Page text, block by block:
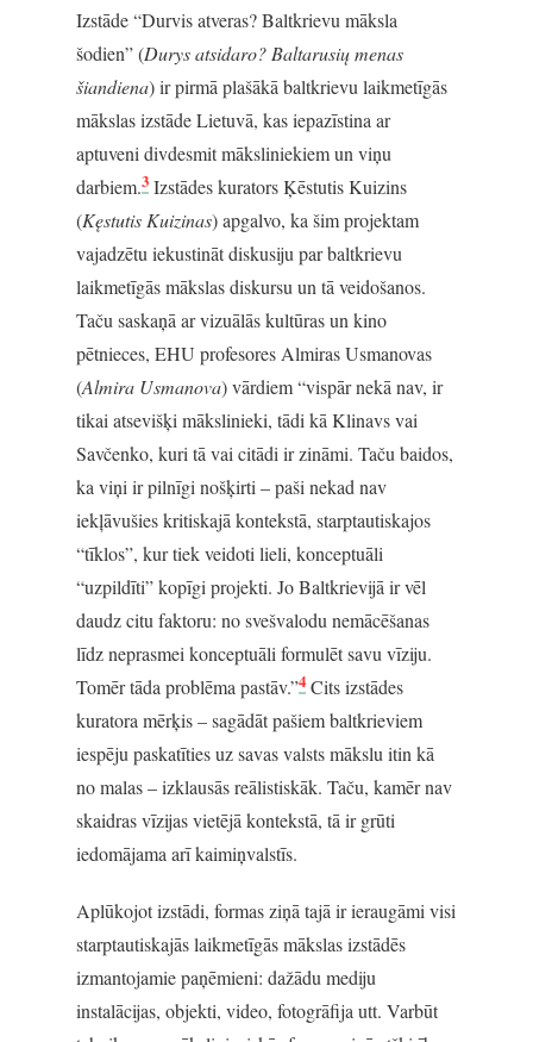
Izstāde “Durvis atveras? Baltkrievu māksla
šodien” (Durys atsidaro? Baltarusių menas
šiandiena) ir pirmā plašākā baltkrievu laikmetīgās
mākslas izstāde Lietuvā, kas iepazīstina ar
aptuveni divdesmit māksliniekiem un viņu
darbiem.3 Izstādes kurators Ķēstutis Kuizins
(Kęstutis Kuizinas) apgalvo, ka šim projektam
vajadzētu iekustināt diskusiju par baltkrievu
laikmetīgās mākslas diskursu un tā veidošanos.
Taču saskaņā ar vizuālās kultūras un kino
pētnieces, EHU profesores Almiras Usmanovas
(Almira Usmanova) vārdiem “vispār nekā nav, ir
tikai atsevišķi mākslinieki, tādi kā Klinavs vai
Savčenko, kuri tā vai citādi ir zināmi. Taču baidos,
ka viņi ir pilnīgi nošķirti – paši nekad nav
iekļāvušies kritiskajā kontekstā, starptautiskajos
“tīklos”, kur tiek veidoti lieli, konceptuāli
“uzpildīti” kopīgi projekti. Jo Baltkrievijā ir vēl
daudz citu faktoru: no svešvalodu nemācēšanas
līdz neprasmei konceptuāli formulēt savu vīziju.
Tomēr tāda problēma pastāv.”4 Cits izstādes
kuratora mērķis – sagādāt pašiem baltkrieviem
iespēju paskatīties uz savas valsts mākslu itin kā
no malas – izklausās reālistiskāk. Taču, kamēr nav
skaidras vīzijas vietējā kontekstā, tā ir grūti
iedomājama arī kaimiņvalstīs.
Aplūkojot izstādi, formas ziņā tajā ir ieraugāmi visi
starptautiskajās laikmetīgās mākslas izstādēs
izmantojamie paņēmieni: dažādu mediju
instalācijas, objekti, video, fotogrāfija utt. Varbūt